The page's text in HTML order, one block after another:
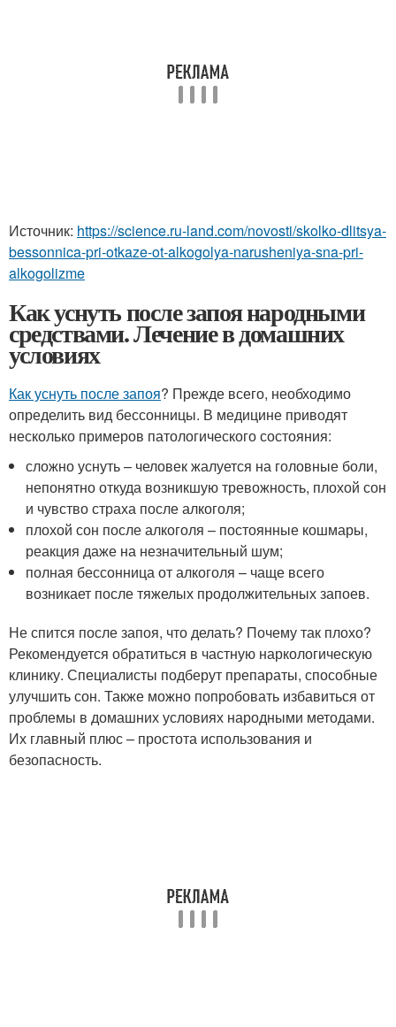
Источник: https://science.ru-land.com/novosti/skolko-dlitsya-
bessonnica-pri-otkaze-ot-alkogolya-narusheniya-sna-pri-
alkogolizme
Как уснуть после запоя народными
средствами. Лечение в домашних
условиях
Как уснуть после запоя? Прежде всего, необходимо
определить вид бессонницы. В медицине приводят
несколько примеров патологического состояния:
сложно уснуть – человек жалуется на головные боли,
непонятно откуда возникшую тревожность, плохой сон
и чувство страха после алкоголя;
плохой сон после алкоголя – постоянные кошмары,
реакция даже на незначительный шум;
полная бессонница от алкоголя – чаще всего
возникает после тяжелых продолжительных запоев.
Не спится после запоя, что делать? Почему так плохо?
Рекомендуется обратиться в частную наркологическую
клинику. Специалисты подберут препараты, способные
улучшить сон. Также можно попробовать избавиться от
проблемы в домашних условиях народными методами.
Их главный плюс – простота использования и
безопасность.